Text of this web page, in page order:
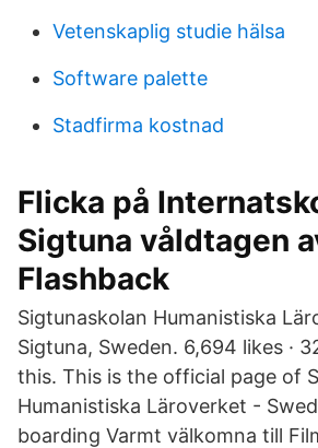
Vetenskaplig studie hälsa
Software palette
Stadfirma kostnad
Flicka på
Sigtuna våldtagen
Flashback
Sigtunaskolan Humanistiska
Sigtuna, Sweden. 6,694 likes ·
this. This is the official page of
Humanistiska Läroverket -
boarding Varmt välkomna till